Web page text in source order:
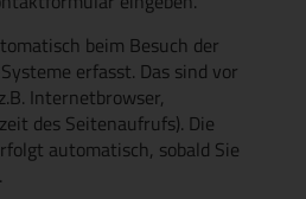
beim Besuch der
erfasst. Das sind vor
Internetbrowser,
des Seitenaufrufs). Die
automatisch, sobald Sie